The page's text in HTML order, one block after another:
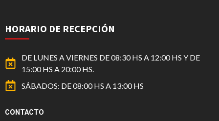
HORARIO DE RECEPCIÓN
DE LUNES A VIERNES DE 08:30 HS A 12:00 HS Y DE
15:00 HS A 20:00 HS.
SÁBADOS: DE 08:00 HS A 13:00 HS
CONTACTO